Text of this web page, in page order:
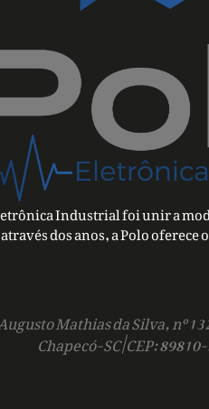
Industrial foi unir a
dos anos, a Polo
Mathias da Silva, nº
Chapecó-SC | CEP: